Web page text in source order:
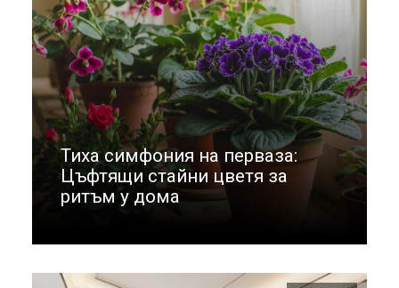
Тиха симфония на перваза:
Цъфтящи стайни цветя за
ритъм у дома